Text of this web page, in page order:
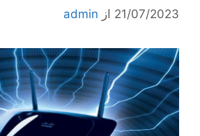
21/07/2023 از admin